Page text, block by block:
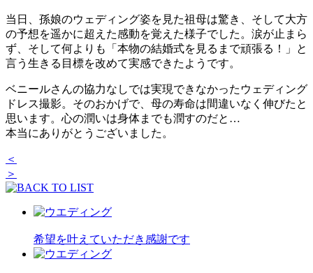
当日、孫娘のウェディング姿を見た祖母は驚き、そして大方
の予想を遥かに超えた感動を覚えた様子でした。涙が止まら
ず、そして何よりも「本物の結婚式を見るまで頑張る！」と
言う生きる目標を改めて実感できたようです。
ベニールさんの協力なしでは実現できなかったウェディング
ドレス撮影。そのおかげで、母の寿命は間違いなく伸びたと
思います。心の潤いは身体までも潤すのだと…
本当にありがとうございました。
＜
＞
希望を叶えていただき感謝です